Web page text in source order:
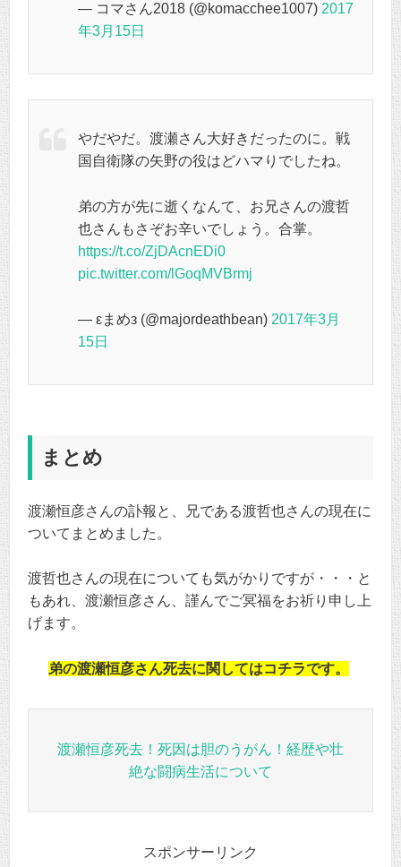
— コマさん2018 (@komacchee1007) 2017
年3月15日
やだやだ。渡瀬さん大好きだったのに。戦
国自衛隊の矢野の役はどハマりでしたね。
弟の方が先に逝くなんて、お兄さんの渡哲
也さんもさぞお辛いでしょう。合掌。
https://t.co/ZjDAcnEDi0
pic.twitter.com/lGoqMVBrmj
— εまめз (@majordeathbean) 2017年3月
15日
まとめ
渡瀬恒彦さんの訃報と、兄である渡哲也さんの現在に
ついてまとめました。
渡哲也さんの現在についても気がかりですが・・・と
もあれ、渡瀬恒彦さん、謹んでご冥福をお祈り申し上
げます。
弟の渡瀬恒彦さん死去に関してはコチラです。
渡瀬恒彦死去！死因は胆のうがん！経歴や壮
絶な闘病生活について
スポンサーリンク